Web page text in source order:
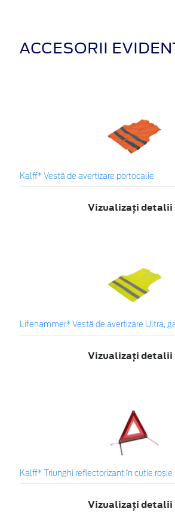
ACCESORII
Kalff* Vestă de avertizare portocalie
Vizualizați detalii
Lifehammer* Vestă de avertizare Ultra,
Vizualizați detalii
Kalff* Triunghi reflectorizant în cutie roșie
Vizualizați detalii